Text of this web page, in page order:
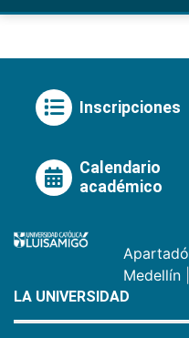
Inscripciones
Calendario
académico
Apartadó
Medellín
LA UNIVERSIDAD